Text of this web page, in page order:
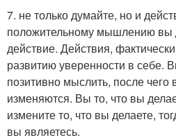
7. не только думайте, но и
положительному мышлению вы
действие. Действия,
развитию уверенности в себе.
позитивно мыслить, после чего
изменяются. Вы то, что вы
измените то, что вы делаете,
вы являетесь.